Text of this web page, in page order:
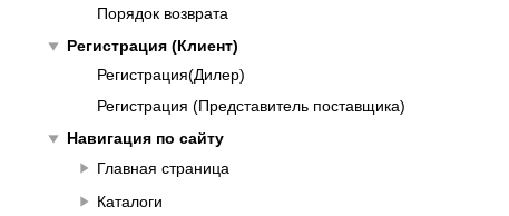
Порядок возврата
play_arrow Регистрация (Клиент)
Регистрация(Дилер)
Регистрация (Представитель поставщика)
play_arrow Навигация по сайту
play_arrow Главная страница
play_arrow Каталоги